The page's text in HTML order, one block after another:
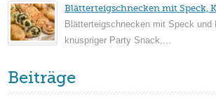
Blätterteigschnecken mit Speck,
Blätterteigschnecken mit Speck und
knuspriger Party Snack,...
Beiträge